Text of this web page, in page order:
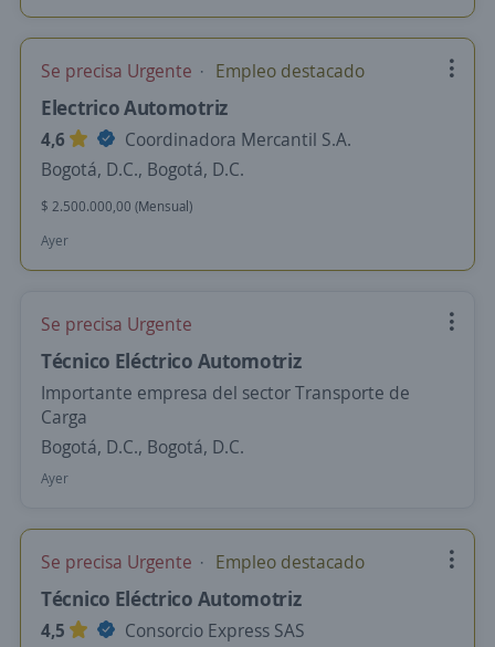
Se precisa Urgente Empleo destacado
Electrico Automotriz
4,6
Coordinadora Mercantil S.A.
Bogotá, D.C., Bogotá, D.C.
$ 2.500.000,00 (Mensual)
Ayer
Se precisa Urgente
Técnico Eléctrico Automotriz
Importante empresa del sector Transporte de
Carga
Bogotá, D.C., Bogotá, D.C.
Ayer
Se precisa Urgente Empleo destacado
Técnico Eléctrico Automotriz
4,5
Consorcio Express SAS